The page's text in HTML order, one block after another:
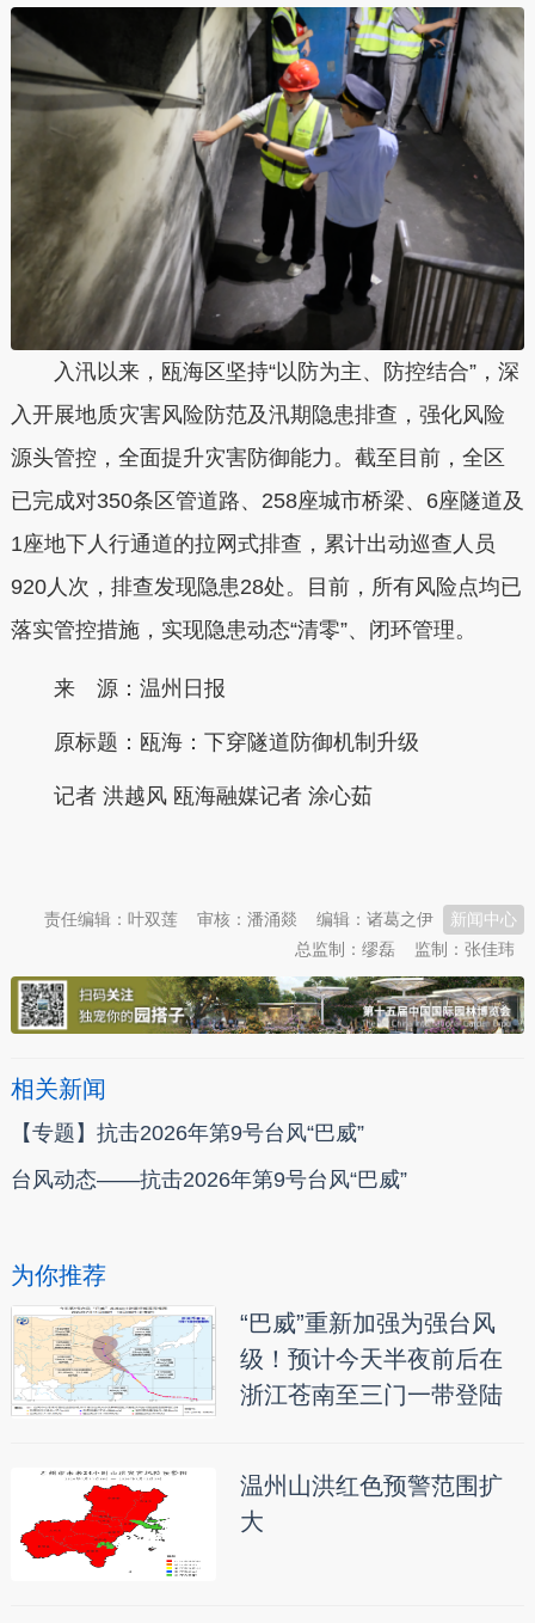
入汛以来，瓯海区坚持“以防为主、防控结合”，深
入开展地质灾害风险防范及汛期隐患排查，强化风险
源头管控，全面提升灾害防御能力。截至目前，全区
已完成对350条区管道路、258座城市桥梁、6座隧道及
1座地下人行通道的拉网式排查，累计出动巡查人员
920人次，排查发现隐患28处。目前，所有风险点均已
落实管控措施，实现隐患动态“清零”、闭环管理。
来 源：温州日报
原标题： 瓯海：下穿隧道防御机制升级
记者 洪越风 瓯海融媒记者 涂心茹
新闻中心
编辑：诸葛之伊
审核：潘涌燚
责任编辑：叶双莲
监制：张佳玮
总监制：缪磊
相关新闻
【专题】抗击2026年第9号台风“巴威”
台风动态——抗击2026年第9号台风“巴威”
为你推荐
“巴威”重新加强为强台风
级！预计今天半夜前后在
浙江苍南至三门一带登陆
温州山洪红色预警范围扩
大